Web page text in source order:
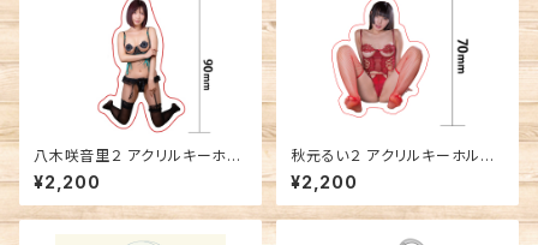
八木咲音里２ アクリルキーホル
ダー
¥2,200
秋元るい２ アクリルキーホルダ
ー
¥2,200